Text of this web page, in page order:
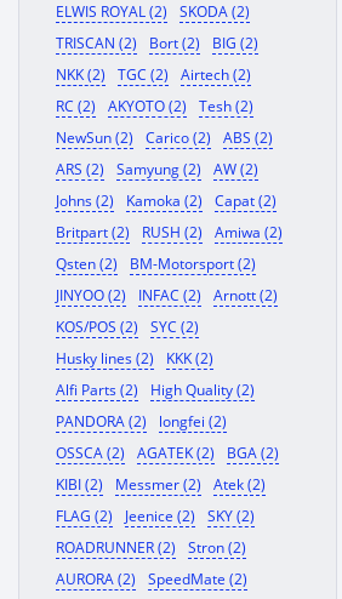
ELWIS ROYAL (2)
SKODA (2)
TRISCAN (2)
Bort (2)
BIG (2)
NKK (2)
TGC (2)
Airtech (2)
RC (2)
AKYOTO (2)
Tesh (2)
NewSun (2)
Carico (2)
ABS (2)
ARS (2)
Samyung (2)
AW (2)
Johns (2)
Kamoka (2)
Capat (2)
Britpart (2)
RUSH (2)
Amiwa (2)
Qsten (2)
BM-Motorsport (2)
JINYOO (2)
INFAC (2)
Arnott (2)
KOS/POS (2)
SYC (2)
Husky lines (2)
KKK (2)
Alfi Parts (2)
High Quality (2)
PANDORA (2)
longfei (2)
OSSCA (2)
AGATEK (2)
BGA (2)
KIBI (2)
Messmer (2)
Atek (2)
FLAG (2)
Jeenice (2)
SKY (2)
ROADRUNNER (2)
Stron (2)
AURORA (2)
SpeedMate (2)